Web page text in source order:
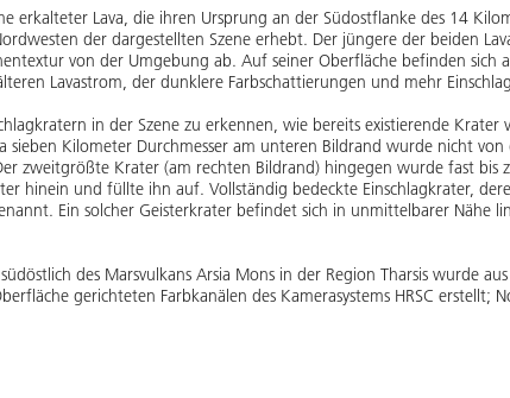
erkalteter Lava, die ihren Ursprung an der Südostflanke des 14
der dargestellten Szene erhebt. Der jüngere der beiden
von der Umgebung ab. Auf seiner Oberfläche befinden sich
Lavastrom, der dunklere Farbschattierungen und mehr
in der Szene zu erkennen, wie bereits existierende
Kilometer Durchmesser am unteren Bildrand wurde nicht von
zweitgrößte Krater (am rechten Bildrand) hingegen wurde fast bis
hinein und füllte ihn auf. Vollständig bedeckte Einschlagkrater,
Ein solcher Geisterkrater befindet sich in unmittelbarer Nähe
des Marsvulkans Arsia Mons in der Region Tharsis wurde
gerichteten Farbkanälen des Kamerasystems HRSC erstellt;